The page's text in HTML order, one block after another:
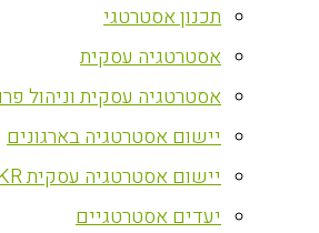
תכנון אסטרטגי
אסטרטגיה עסקית
אסטרטגיה עסקית וניהול
יישום אסטרטגיה בארגונים
יישום אסטרטגיה עסקית OKR
יעדים אסטרטגיים